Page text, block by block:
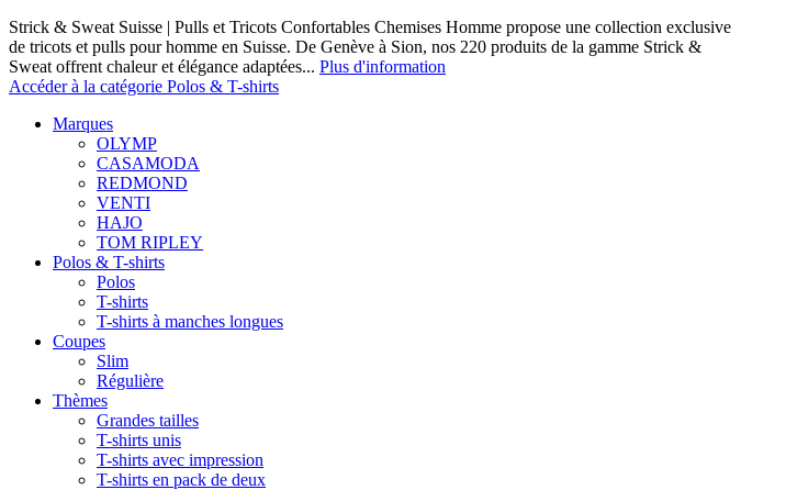
Strick & Sweat Suisse | Pulls et Tricots Confortables Chemises Homme propose une collection exclusive
de tricots et pulls pour homme en Suisse. De Genève à Sion, nos 220 produits de la gamme Strick &
Sweat offrent chaleur et élégance adaptées... Plus d'information
Accéder à la catégorie Polos & T-shirts
Marques
OLYMP
CASAMODA
REDMOND
VENTI
HAJO
TOM RIPLEY
Polos & T-shirts
Polos
T-shirts
T-shirts à manches longues
Coupes
Slim
Régulière
Thèmes
Grandes tailles
T-shirts unis
T-shirts avec impression
T-shirts en pack de deux